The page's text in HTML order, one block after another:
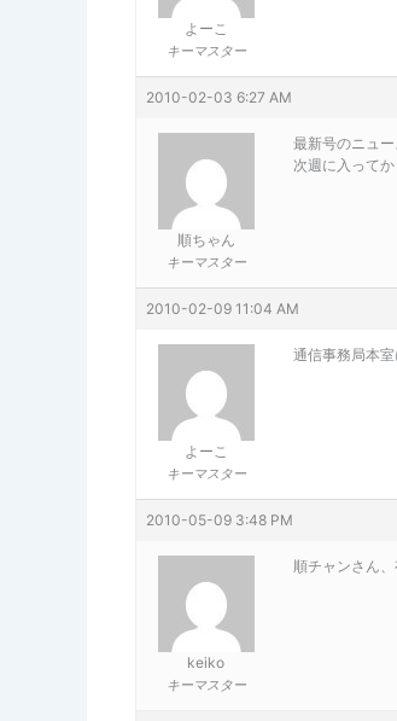
よーこ
キーマスター
2010-02-03 6:27 AM
順ちゃん
キーマスター
最新号のニュ
次週に入って
2010-02-09 11:04 AM
よーこ
キーマスター
通信事務局本
2010-05-09 3:48 PM
keiko
キーマスター
順チャンさん